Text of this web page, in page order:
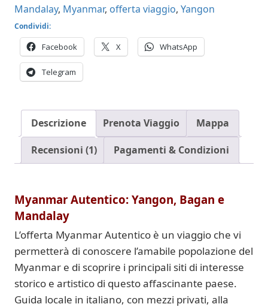
Mandalay, Myanmar, offerta viaggio, Yangon
Condividi:
Facebook X WhatsApp
Telegram
Descrizione Prenota Viaggio Mappa
Recensioni (1) Pagamenti & Condizioni
Myanmar Autentico: Yangon, Bagan e
Mandalay
L’offerta Myanmar Autentico è un viaggio che vi
permetterà di conoscere l’amabile popolazione del
Myanmar e di scoprire i principali siti di interesse
storico e artistico di questo affascinante paese.
Guida locale in italiano, con mezzi privati, alla